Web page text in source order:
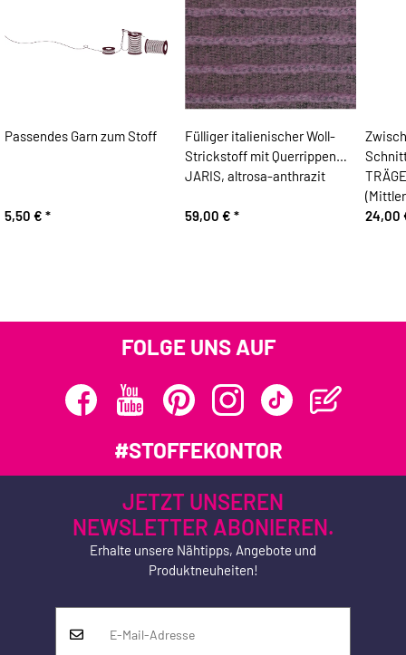
Passendes Garn zum Stoff
5,50 € *
Fülliger italienischer Woll-
Strickstoff mit Querrippen
JARIS, altrosa-anthrazit
59,00 € *
24,00
FOLGE UNS AUF
#STOFFEKONTOR
JETZT UNSEREN
NEWSLETTER ABONIEREN.
Erhalte unsere Nähtipps, Angebote und
Produktneuheiten!